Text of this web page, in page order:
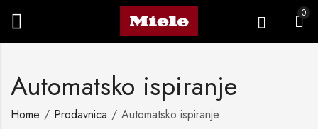
0
Automatsko ispiranje
Home Prodavnica Automatsko ispiranje